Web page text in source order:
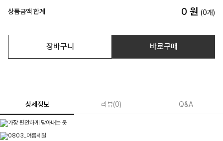
상품금액 합계 0 원 (0개)
장바구니 바로구매
상세정보 리뷰(0) Q&A